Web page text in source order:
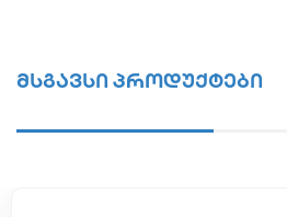
მსგავსი პროდუქტები